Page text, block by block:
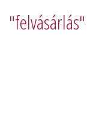
"felvásárlás"